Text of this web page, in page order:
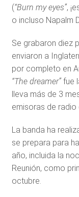
(“Burn my eyes”,
o incluso Napalm
Se grabaron diez
enviaron a
por completo en
“The dreamer”fue
lleva más de 3
emisoras de
La banda ha
se prepara para
año, incluida la
Reunión, como
octubre.